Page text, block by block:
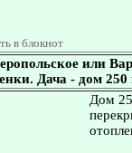
в блокнот
или
Дача - дом 250
Дом